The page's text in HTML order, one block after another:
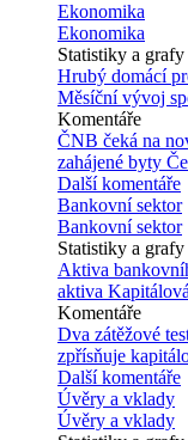
Ekonomika
Ekonomika
Statistiky a grafy
Hrubý domácí
Měsíční vývoj
Komentáře
ČNB čeká na
zahájené byty
Další komentáře
Bankovní sektor
Bankovní sektor
Statistiky a grafy
Aktiva
aktiva
Komentáře
Dva zátěžové
zpřísňuje
Další komentáře
Úvěry a vklady
Úvěry a vklady